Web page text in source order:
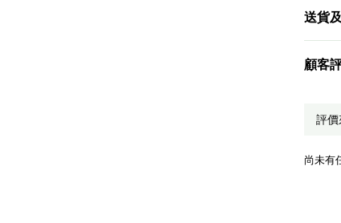
送貨
顧客
尚未有